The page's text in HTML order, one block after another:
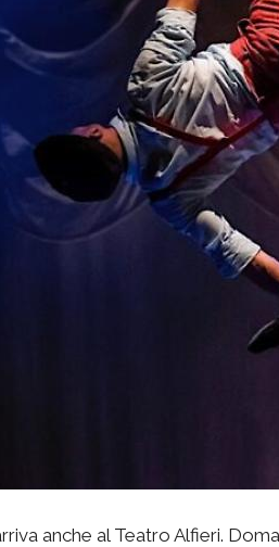
anche al Teatro Alfieri.